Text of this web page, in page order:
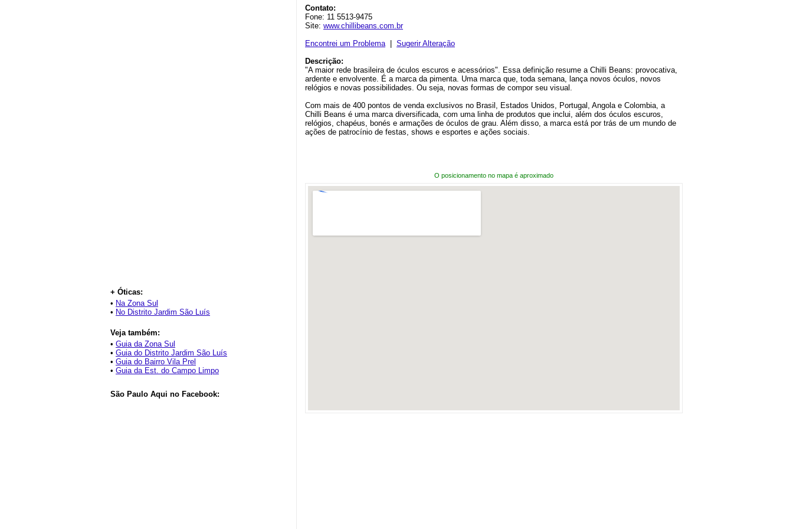
+ Óticas:
• Na Zona Sul
• No Distrito Jardim São Luís
Veja também:
• Guia da Zona Sul
• Guia do Distrito Jardim São Luís
• Guia do Bairro Vila Prel
• Guia da Est. do Campo Limpo
São Paulo Aqui no Facebook:
Contato:
Fone: 11 5513-9475
Site: www.chillibeans.com.br
Encontrei um Problema| Sugerir Alteração
Descrição:
"A maior rede brasileira de óculos escuros e acessórios". Essa definição resume a Chilli Beans: provocativa,
ardente e envolvente. É a marca da pimenta. Uma marca que, toda semana, lança novos óculos, novos
relógios e novas possibilidades. Ou seja, novas formas de compor seu visual.
Com mais de 400 pontos de venda exclusivos no Brasil, Estados Unidos, Portugal, Angola e Colombia, a
Chilli Beans é uma marca diversificada, com uma linha de produtos que inclui, além dos óculos escuros,
relógios, chapéus, bonés e armações de óculos de grau. Além disso, a marca está por trás de um mundo de
ações de patrocínio de festas, shows e esportes e ações sociais.
O posicionamento no mapa é aproximado